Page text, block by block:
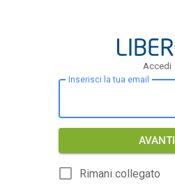
Accedi
Inserisci la tua email
AVANTI
Rimani collegato